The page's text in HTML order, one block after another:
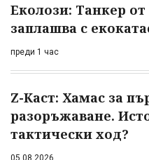
Еколози: Танкер
заплашва с
преди 1 час
Z-Каст: Хамас за
разоръжаване.
тактически ход?
05.08.2026